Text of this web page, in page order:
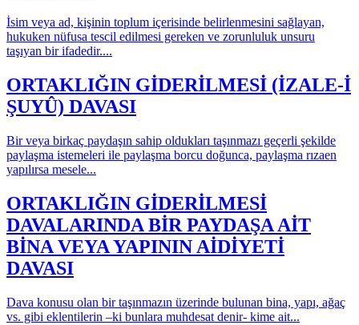
İsim veya ad, kişinin toplum içerisinde belirlenmesini sağlayan,
hukuken nüfusa tescil edilmesi gereken ve zorunluluk unsuru
taşıyan bir ifadedir....
ORTAKLIĞIN GİDERİLMESİ (İZALE-İ
ŞUYÛ) DAVASI
Bir veya birkaç paydaşın sahip oldukları taşınmazı geçerli şekilde
paylaşma istemeleri ile paylaşma borcu doğunca, paylaşma rızaen
yapılırsa mesele...
ORTAKLIĞIN GİDERİLMESİ
DAVALARINDA BİR PAYDAŞA AİT
BİNA VEYA YAPININ AİDİYETİ
DAVASI
Dava konusu olan bir taşınmazın üzerinde bulunan bina, yapı, ağaç
vs. gibi eklentilerin –ki bunlara muhdesat denir- kime ait...